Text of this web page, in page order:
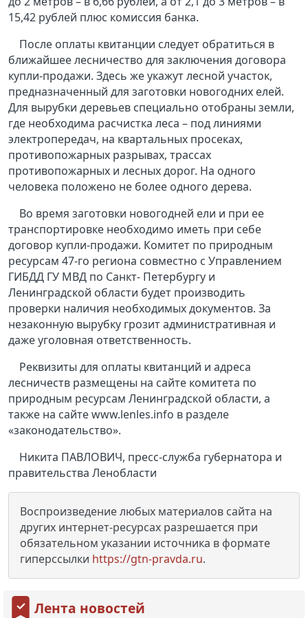
15,42 рублей плюс комиссия банка.
После оплаты квитанции следует обратиться в
ближайшее лесничество для заключения договора
купли-продажи. Здесь же укажут лесной участок,
предназначенный для заготовки новогодних елей.
Для вырубки деревьев специально отобраны земли,
где необходима расчистка леса – под линиями
электропередач, на квартальных просеках,
противопожарных разрывах, трассах
противопожарных и лесных дорог. На одного
человека положено не более одного дерева.
Во время заготовки новогодней ели и при ее
транспортировке необходимо иметь при себе
договор купли-продажи. Комитет по природным
ресурсам 47-го региона совместно с Управлением
ГИБДД ГУ МВД по Санкт- Петербургу и
Ленинградской области будет производить
проверки наличия необходимых документов. За
незаконную вырубку грозит административная и
даже уголовная ответственность.
Реквизиты для оплаты квитанций и адреса
лесничеств размещены на сайте комитета по
природным ресурсам Ленинградской области, а
также на сайте www.lenles.info в разделе
«законодательство».
Никита ПАВЛОВИЧ, пресс-служба губернатора и
правительства Ленобласти
Воспроизведение любых материалов сайта на
других интернет-ресурсах разрешается при
обязательном указании источника в формате
гиперссылки https://gtn-pravda.ru.
Лента новостей